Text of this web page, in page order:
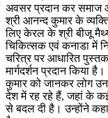
अवसर प्रदान कर समाज
श्री आनन्द कुमार के
लिए केरल के श्री बीजू
चिकित्सक एवं कनाडा में
चरित्र पर आधारित
मार्गदर्शन प्रदान किया
कुमार को जानकर लोग
देश में रह रहे हैं, जहां के कई
से बदल दी है। उन्होंने